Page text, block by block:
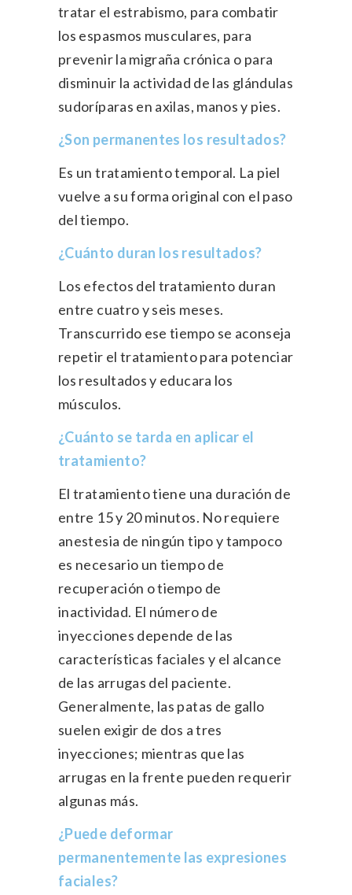
tratar el estrabismo, para combatir
los espasmos musculares, para
prevenir la migraña crónica o para
disminuir la actividad de las glándulas
sudoríparas en axilas, manos y pies.
¿Son permanentes los resultados?
Es un tratamiento temporal. La piel
vuelve a su forma original con el paso
del tiempo.
¿Cuánto duran los resultados?
Los efectos del tratamiento duran
entre cuatro y seis meses.
Transcurrido ese tiempo se aconseja
repetir el tratamiento para potenciar
los resultados y educara los
músculos.
¿Cuánto se tarda en aplicar el
tratamiento?
El tratamiento tiene una duración de
entre 15 y 20 minutos. No requiere
anestesia de ningún tipo y tampoco
es necesario un tiempo de
recuperación o tiempo de
inactividad. El número de
inyecciones depende de las
características faciales y el alcance
de las arrugas del paciente.
Generalmente, las patas de gallo
suelen exigir de dos a tres
inyecciones; mientras que las
arrugas en la frente pueden requerir
algunas más.
¿Puede deformar
permanentemente las expresiones
faciales?